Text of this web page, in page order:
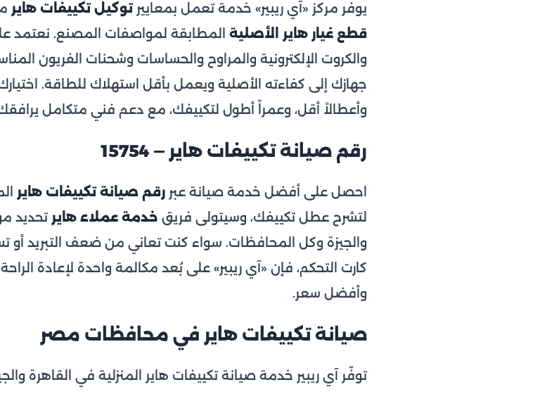
يوفر مركز «آي ريبير» خدمة تعمل بمعاييرتوكيل تكييفات هاير
قطع غيار هاير الأصلية المطابقة لمواصفات المصنع. نعتمد
والكروت الإلكترونية والمراوح والحساسات وشحنات الفريون
جهازك إلى كفاءته الأصلية ويعمل بأقل استهلاك للطاقة.
وأعطالاً أقل، وعمراً أطول لتكييفك، مع دعم فني متكامل يرافقك
رقم صيانة تكييفات هاير — 15754
احصل على أفضل خدمة صيانة عبر رقم صيانة تكييفات هاير
لتشرح عطل تكييفك، وسيتولى فريق خدمة عملاء هاير تحديد
والجيزة وكل المحافظات. سواء كنت تعاني من ضعف التبريد أو
كارت التحكم، فإن «آي ريبير» على بُعد مكالمة واحدة لإعادة
وأفضل سعر.
صيانة تكييفات هاير في محافظات مصر
توفّر آي ريبير خدمة صيانة تكييفات هاير المنزلية في القاهرة